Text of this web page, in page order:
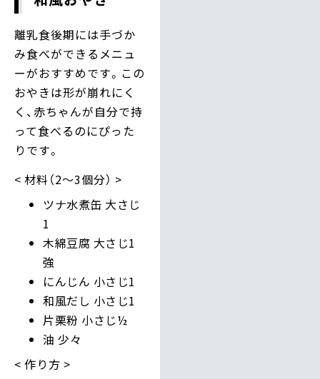
離乳食後期には手づか
み食べができるメニュ
ーがおすすめです。この
おやきは形が崩れにく
く、赤ちゃんが自分で持
って食べるのにぴった
りです。
材料（2～3個分）
ツナ水煮缶 大さじ
1
木綿豆腐 大さじ1
強
にんじん 小さじ1
和風だし 小さじ1
片栗粉 小さじ½
油 少々
作り方